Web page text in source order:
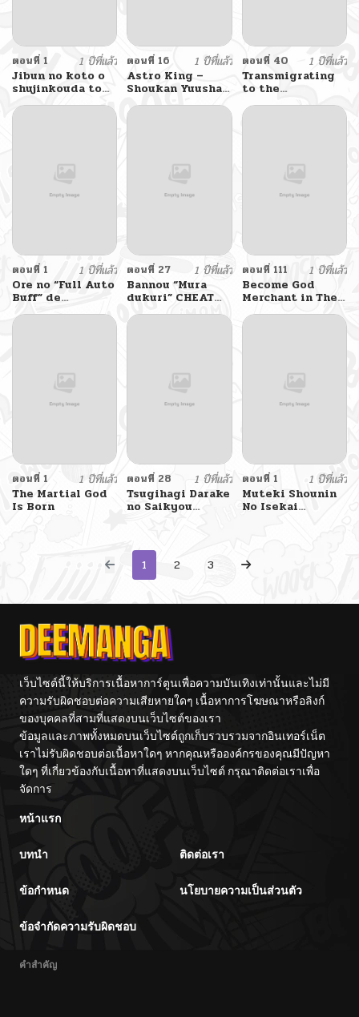
ตอนที่ 1
1 ปีที่แล้ว
Jibun no koto o
shujinkouda to
shinjite yamanai
fumidai ga,
ตอนที่ 16
1 ปีที่แล้ว
Astro King –
Shoukan Yuusha
dakedo Maid
Harem wo
ตอนที่ 40
1 ปีที่แล้ว
Transmigrating
to the
Otherworld Once
More
ตอนที่ 1
1 ปีที่แล้ว
Ore no “Full Auto
Buff” de
Nakamatachi ga
Sekai Saikyou –
ตอนที่ 27
1 ปีที่แล้ว
Bannou “Mura
dukuri” CHEAT
de Otegaru SLOW
LIFE ~Mura desu
ตอนที่ 111
1 ปีที่แล้ว
Become God
Merchant in The
Other World
ตอนที่ 1
1 ปีที่แล้ว
The Martial God
Is Born
ตอนที่ 28
1 ปีที่แล้ว
Tsugihagi Darake
no Saikyou
ตอนที่ 1
1 ปีที่แล้ว
Muteki Shounin
No Isekai
Seihin Wo Jizai
Ni Toriyoseru
Wa Rakushou
1 2 3
เว็บไซต์นี้ให้บริการเนื้อหาการ์ตูนเพื่อความบันเทิงเท่านั้นและไม่มี
ความรับผิดชอบต่อความเสียหายใดๆ เนื้อหาการโฆษณาหรือลิงก์
ของบุคคลที่สามที่แสดงบนเว็บไซต์ของเรา
ข้อมูลและภาพทั้งหมดบนเว็บไซต์ถูกเก็บรวบรวมจากอินเทอร์เน็ต
เราไม่รับผิดชอบต่อเนื้อหาใดๆ หากคุณหรือองค์กรของคุณมีปัญหา
ใดๆ ที่เกี่ยวข้องกับเนื้อหาที่แสดงบนเว็บไซต์ กรุณาติดต่อเราเพื่อ
จัดการ
หน้าแรก
บทนำ ติดต่อเรา
ข้อกำหนด นโยบายความเป็นส่วนตัว
ข้อจำกัดความรับผิดชอบ
คำสำคัญ